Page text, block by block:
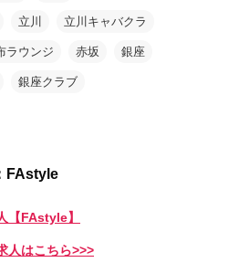
立川 立川キャバクラ
ラウンジ 赤坂 銀座
銀座クラブ
FAstyle
【FAstyle】
人はこちら>>>